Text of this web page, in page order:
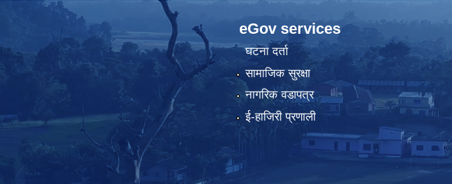
eGov services
घटना दर्ता
सामाजिक सुरक्षा
नागरिक वडापत्र
ई-हाजिरी प्रणाली